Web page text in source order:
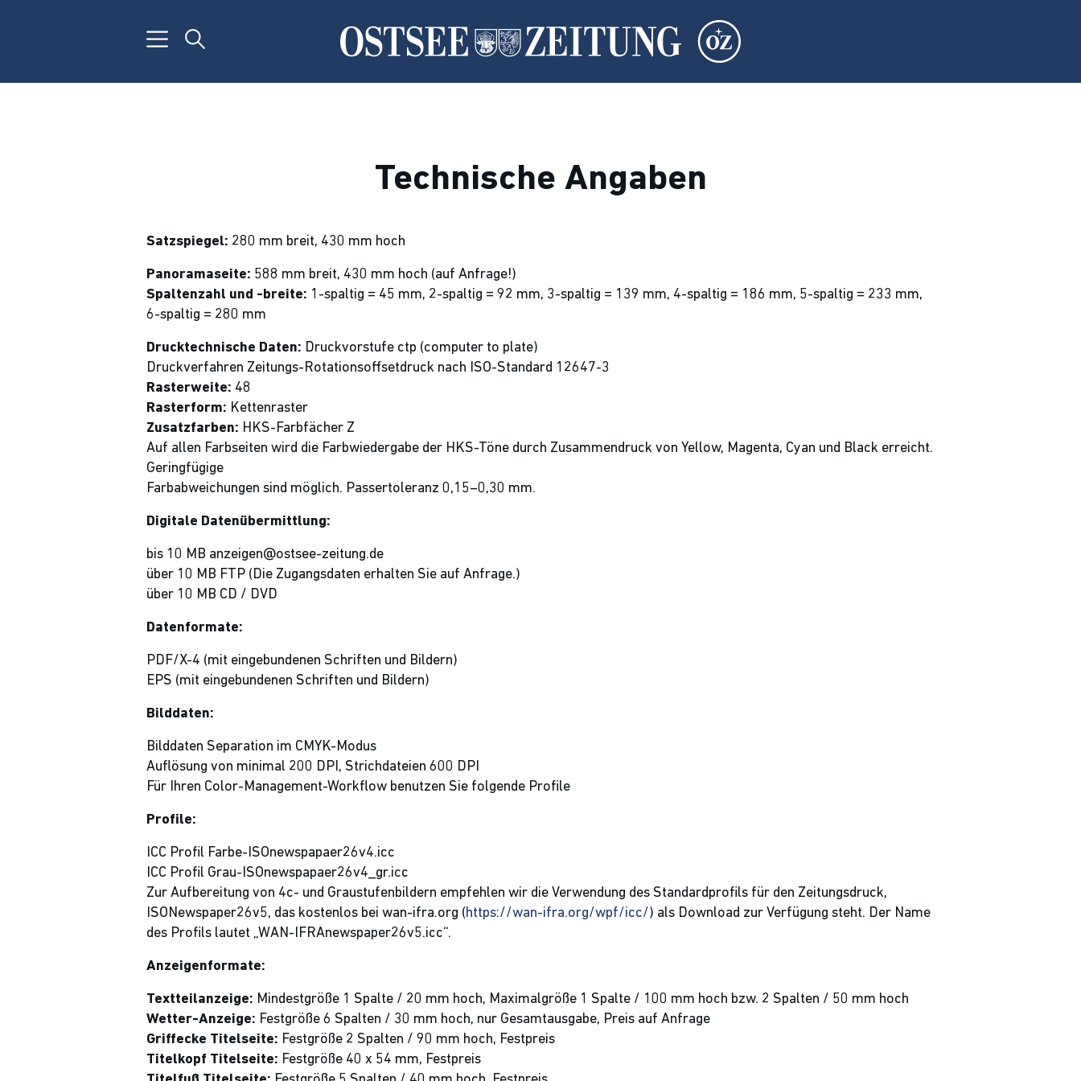
Technische Angaben
Satzspiegel: 280 mm breit, 430 mm hoch
Panoramaseite: 588 mm breit, 430 mm hoch (auf Anfrage!)
Spaltenzahl und -breite: 1-spaltig = 45 mm, 2-spaltig = 92 mm, 3-spaltig = 139 mm, 4-spaltig = 186 mm, 5-spaltig = 233 mm,
6-spaltig = 280 mm
Drucktechnische Daten: Druckvorstufe ctp (computer to plate)
Druckverfahren Zeitungs-Rotationsoffsetdruck nach ISO-Standard 12647-3
Rasterweite: 48
Rasterform: Kettenraster
Zusatzfarben: HKS-Farbfächer Z
Auf allen Farbseiten wird die Farbwiedergabe der HKS-Töne durch Zusammendruck von Yellow, Magenta, Cyan und Black erreicht.
Geringfügige
Farbabweichungen sind möglich. Passertoleranz 0,15–0,30 mm.
Digitale Datenübermittlung:
bis 10 MB anzeigen@ostsee-zeitung.de
über 10 MB FTP (Die Zugangsdaten erhalten Sie auf Anfrage.)
über 10 MB CD / DVD
Datenformate:
PDF/X-4 (mit eingebundenen Schriften und Bildern)
EPS (mit eingebundenen Schriften und Bildern)
Bilddaten:
Bilddaten Separation im CMYK-Modus
Auflösung von minimal 200 DPI, Strichdateien 600 DPI
Für Ihren Color-Management-Workflow benutzen Sie folgende Profile
Profile:
ICC Profil Farbe-ISOnewspapaer26v4.icc
ICC Profil Grau-ISOnewspapaer26v4_gr.icc
Zur Aufbereitung von 4c- und Graustufenbildern empfehlen wir die Verwendung des Standardprofils für den Zeitungsdruck,
ISONewspaper26v5, das kostenlos bei wan-ifra.org (https://wan-ifra.org/wpf/icc/) als Download zur Verfügung steht. Der Name
des Profils lautet „WAN-IFRAnewspaper26v5.icc“.
Anzeigenformate:
Textteilanzeige: Mindestgröße 1 Spalte / 20 mm hoch, Maximalgröße 1 Spalte / 100 mm hoch bzw. 2 Spalten / 50 mm hoch
Wetter-Anzeige: Festgröße 6 Spalten / 30 mm hoch, nur Gesamtausgabe, Preis auf Anfrage
Griffecke Titelseite: Festgröße 2 Spalten / 90 mm hoch, Festpreis
Titelkopf Titelseite: Festgröße 40 x 54 mm, Festpreis